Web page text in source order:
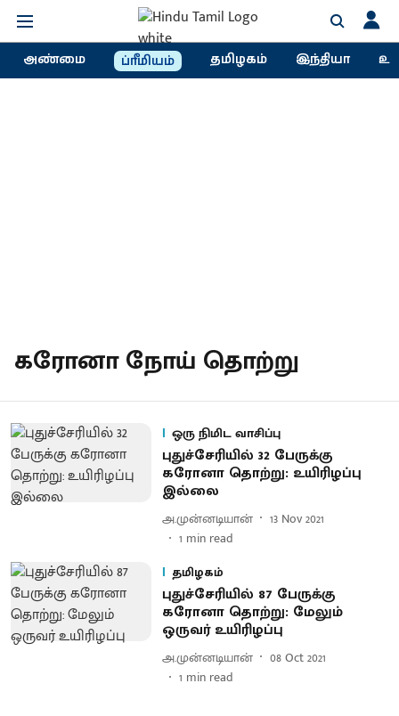
அண்மை ப்ரீமியம் தமிழகம் இந்தியா
கரோனா நோய் தொற்று
ஒரு நிமிட வாசிப்பு
புதுச்சேரியில் 32 பேருக்கு
கரோனா தொற்று: உயிரிழப்பு
இல்லை
அ.முன்னடியான்
13 Nov 2021
1 min read
தமிழகம்
புதுச்சேரியில் 87 பேருக்கு
கரோனா தொற்று: மேலும்
ஒருவர் உயிரிழப்பு
அ.முன்னடியான்
08 Oct 2021
1 min read